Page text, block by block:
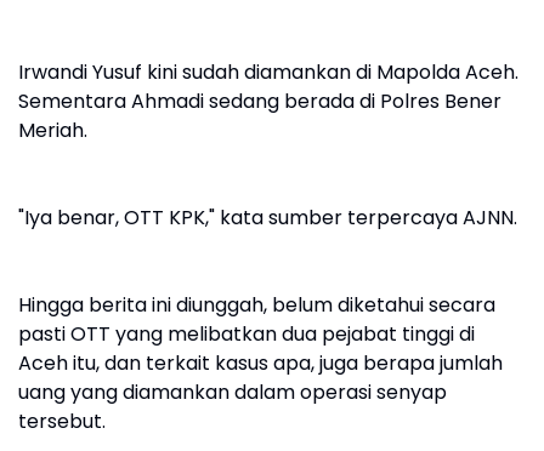
Irwandi Yusuf kini sudah diamankan di Mapolda Aceh.
Sementara Ahmadi sedang berada di Polres Bener
Meriah.
"Iya benar, OTT KPK," kata sumber terpercaya AJNN.
Hingga berita ini diunggah, belum diketahui secara
pasti OTT yang melibatkan dua pejabat tinggi di
Aceh itu, dan terkait kasus apa, juga berapa jumlah
uang yang diamankan dalam operasi senyap
tersebut.